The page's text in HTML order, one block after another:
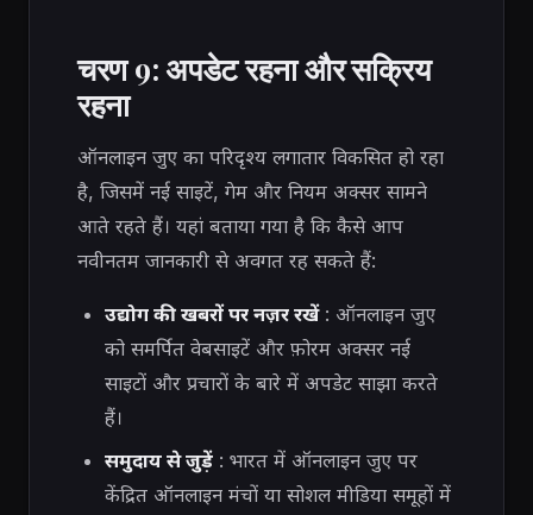
चरण 9: अपडेट रहना और सक्रिय
रहना
ऑनलाइन जुए का परिदृश्य लगातार विकसित हो रहा
है, जिसमें नई साइटें, गेम और नियम अक्सर सामने
आते रहते हैं। यहां बताया गया है कि कैसे आप
नवीनतम जानकारी से अवगत रह सकते हैं:
उद्योग की खबरों पर नज़र रखें: ऑनलाइन जुए
को समर्पित वेबसाइटें और फ़ोरम अक्सर नई
साइटों और प्रचारों के बारे में अपडेट साझा करते
हैं।
समुदाय से जुड़ें: भारत में ऑनलाइन जुए पर
केंद्रित ऑनलाइन मंचों या सोशल मीडिया समूहों में